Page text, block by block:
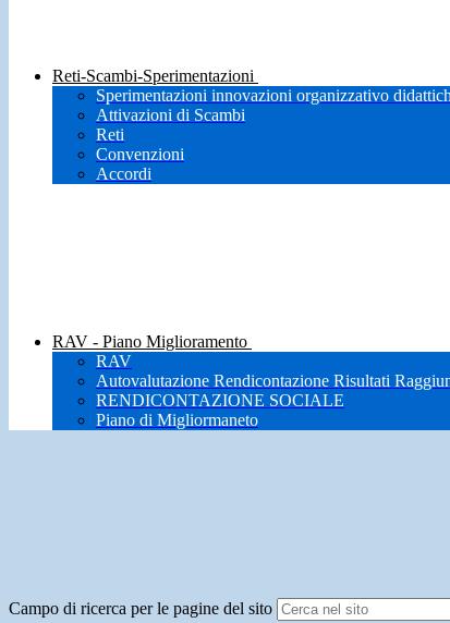
Reti-Scambi-Sperimentazioni
Sperimentazioni innovazioni organizzativo
Attivazioni di Scambi
Reti
Convenzioni
Accordi
RAV - Piano Miglioramento
RAV
Autovalutazione Rendicontazione Risultati
RENDICONTAZIONE SOCIALE
Piano di Migliormaneto
Campo di ricerca per le pagine del sito